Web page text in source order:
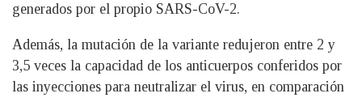
generados por el propio SARS-CoV-2.
Además, la mutación de la variante redujeron entre 2 y
3,5 veces la capacidad de los anticuerpos conferidos por
las inyecciones para neutralizar el virus, en comparación